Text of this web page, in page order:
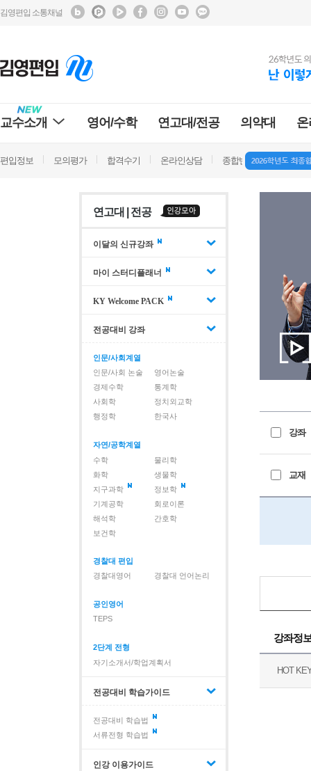
김영편입 소통채널
교수소개 영어/수학 연고대/전공 의약대
편입정보 모의평가 합격수기 온라인상담 종합반 방문상담
연고대 | 전공
이달의 신규강좌
마이 스터디플래너
KY Welcome PACK
전공대비 강좌
인문/사회계열
인문/사회 논술
영어논술
경제수학
통계학
사회학
정치외교학
행정학
한국사
자연/공학계열
수학
물리학
화학
생물학
지구과학
정보학
기계공학
회로이론
해석학
간호학
보건학
경찰대 편입
경찰대영어
경찰대 언어논리
공인영어
TEPS
2단계 전형
자기소개서/학업계획서
전공대비 학습가이드
전공대비 학습법
서류전형 학습법
인강 이용가이드
강좌
교재
강좌정
HOT